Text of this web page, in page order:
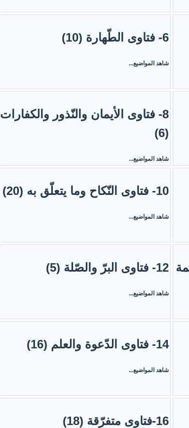
6- فتاوى الطّهارة (10)
شاهد المواضيع...
8- فتاوى الأيمان والنّذور والكفارات
(6)
شاهد المواضيع...
10- فتاوى النّكاح وما يتعلّق به (20)
شاهد المواضيع...
12- فتاوى البرّ والصّلة (5)
شاهد المواضيع...
14- فتاوى الدّعوة والعلم (16)
شاهد المواضيع...
16-فتاوى متفرّقة (18)